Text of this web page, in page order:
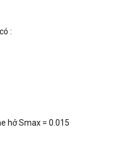
:
hở Smax = 0.015